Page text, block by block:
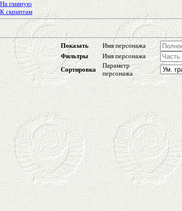
На главную
К скриптам
Показать Имя персонажа
Фильтры
Имя персонажа
Сортировка
Параметр
персонажа